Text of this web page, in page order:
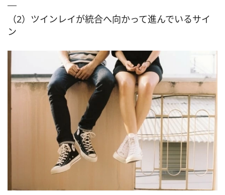
（2）ツインレイが統合へ向かって進んでいるサイ
ン